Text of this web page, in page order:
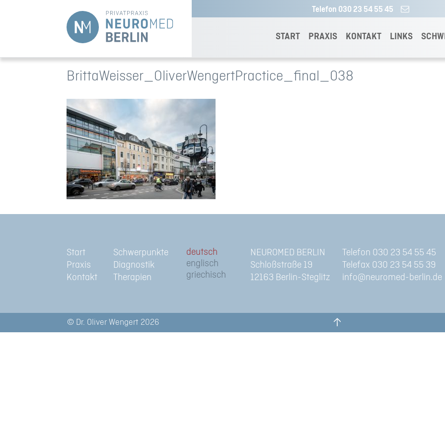
Telefon 030 23 54 55 45
START PRAXIS KONTAKT LINKS
BrittaWeisser_OliverWengertPractice_final_038
Start
Praxis
Kontakt
Schwerpunkte
Diagnostik
Therapien
de
en
gr
NEUROMED BERLIN
Schloßstraße 19
12163 Berlin-Steglitz
Telefon 030 23 54 55 45
Telefax 030 23 54 55 39
info@neuromed-berlin.de
© Dr. Oliver Wengert 2026